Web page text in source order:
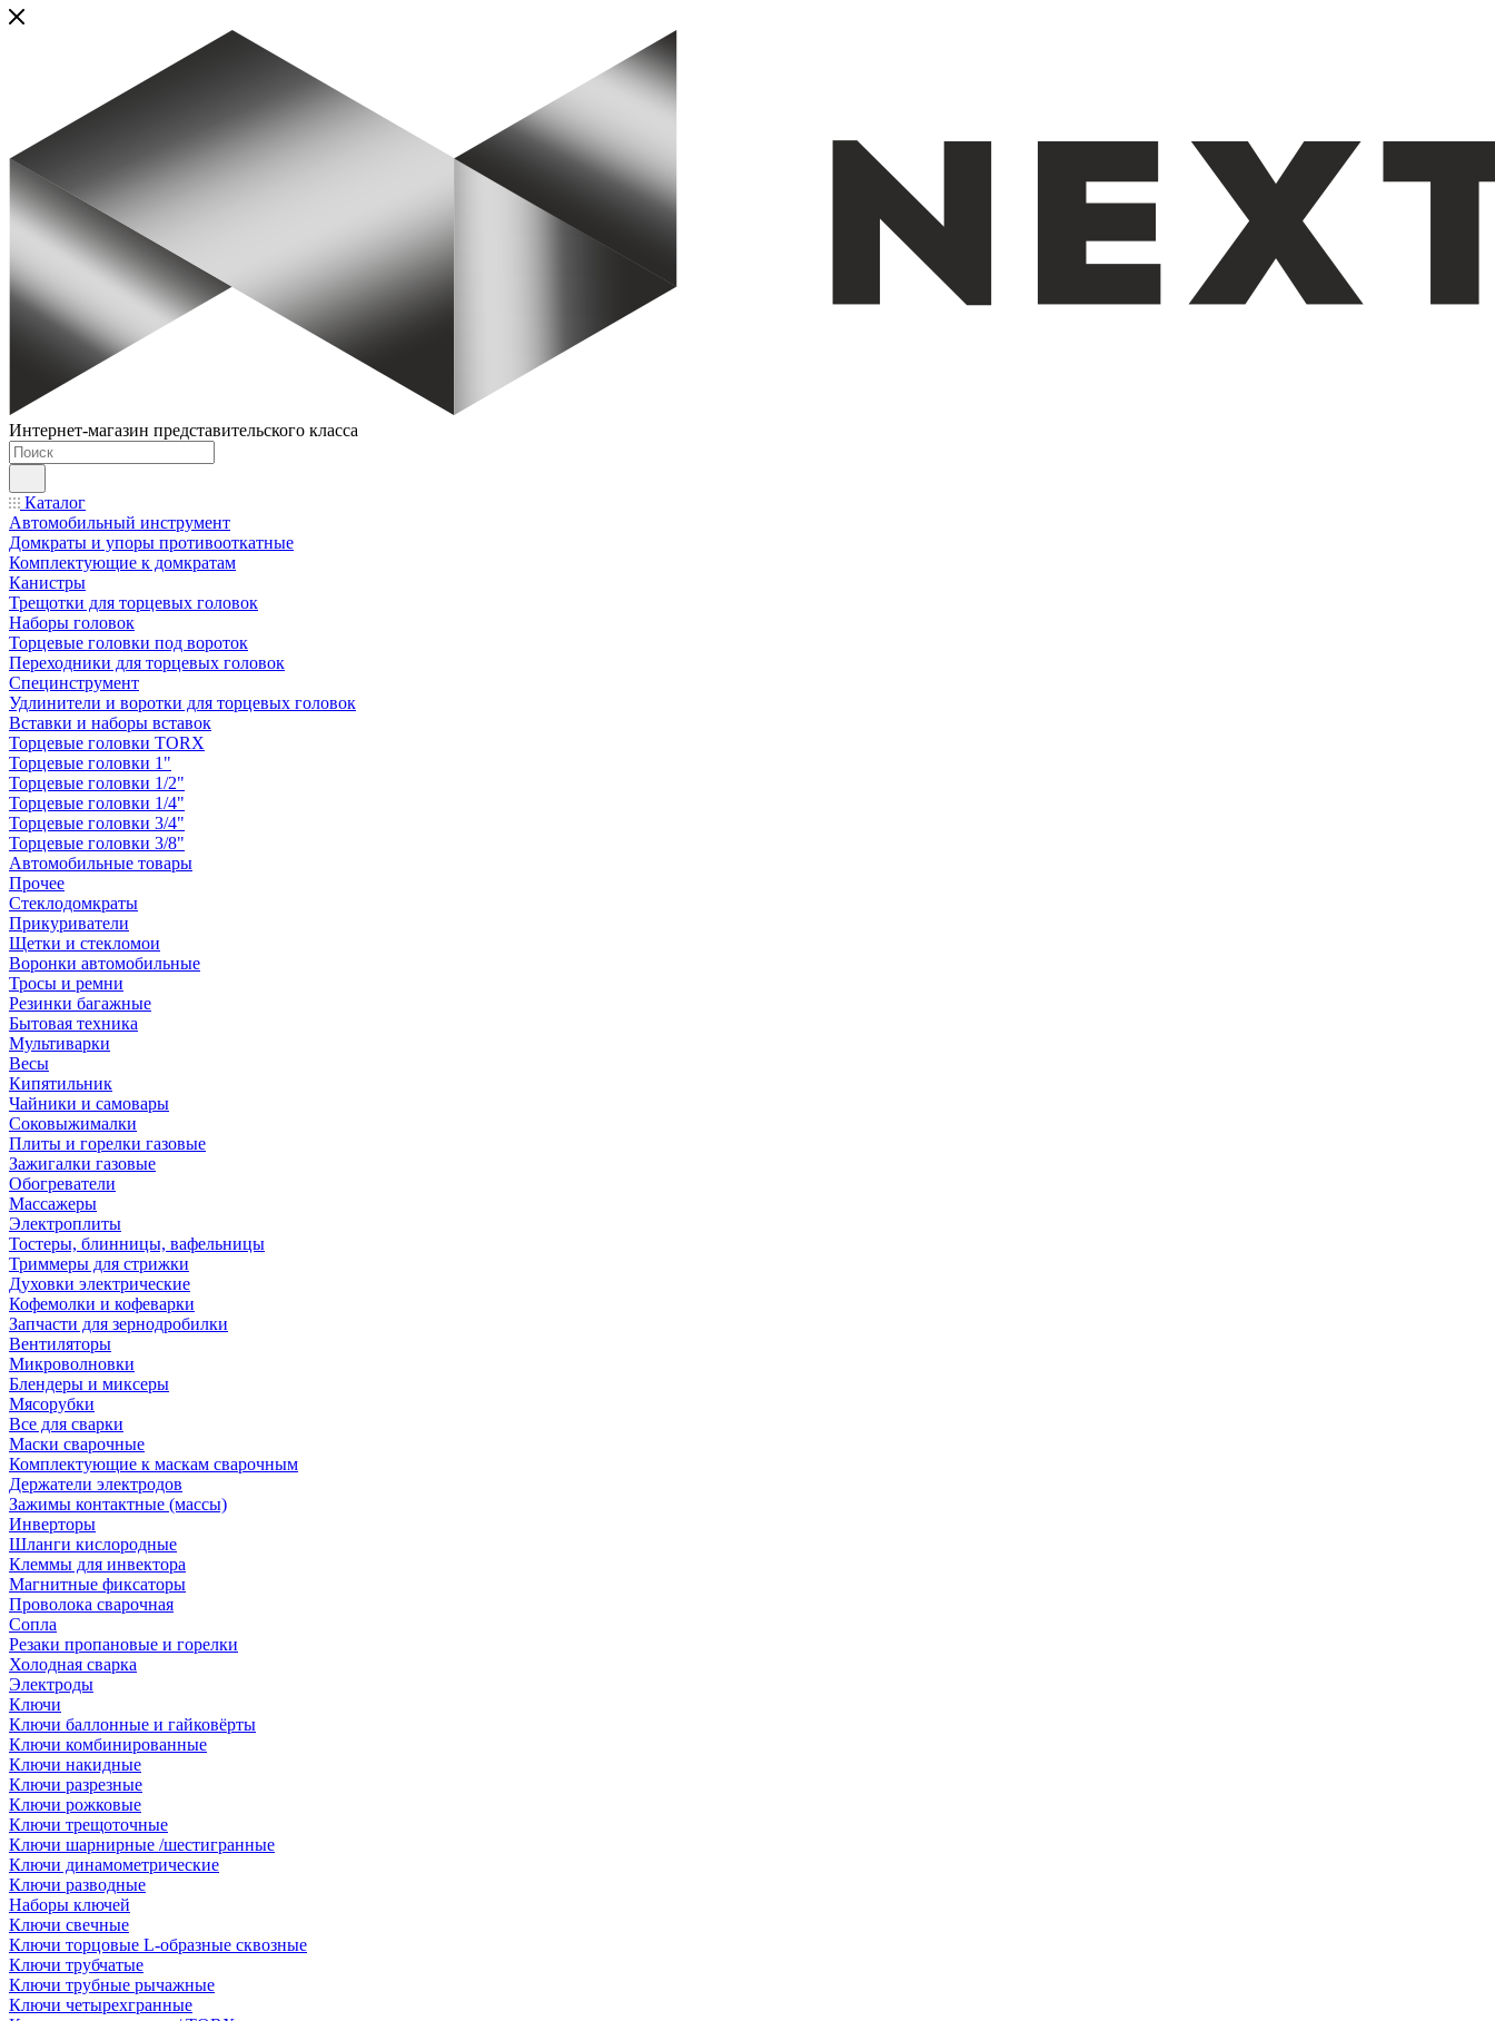
Интернет-магазин представительского класса
Каталог
Автомобильный инструмент
Домкраты и упоры противооткатные
Комплектующие к домкратам
Канистры
Трещотки для торцевых головок
Наборы головок
Торцевые головки под вороток
Переходники для торцевых головок
Специнструмент
Удлинители и воротки для торцевых головок
Вставки и наборы вставок
Торцевые головки TORX
Торцевые головки 1"
Торцевые головки 1/2"
Торцевые головки 1/4"
Торцевые головки 3/4"
Торцевые головки 3/8"
Автомобильные товары
Прочее
Стеклодомкраты
Прикуриватели
Щетки и стекломои
Воронки автомобильные
Тросы и ремни
Резинки багажные
Бытовая техника
Мультиварки
Весы
Кипятильник
Чайники и самовары
Соковыжималки
Плиты и горелки газовые
Зажигалки газовые
Обогреватели
Массажеры
Электроплиты
Тостеры, блинницы, вафельницы
Триммеры для стрижки
Духовки электрические
Кофемолки и кофеварки
Запчасти для зернодробилки
Вентиляторы
Микроволновки
Блендеры и миксеры
Мясорубки
Все для сварки
Маски сварочные
Комплектующие к маскам сварочным
Держатели электродов
Зажимы контактные (массы)
Инверторы
Шланги кислородные
Клеммы для инвектора
Магнитные фиксаторы
Проволока сварочная
Сопла
Резаки пропановые и горелки
Холодная сварка
Электроды
Ключи
Ключи баллонные и гайковёрты
Ключи комбинированные
Ключи накидные
Ключи разрезные
Ключи рожковые
Ключи трещоточные
Ключи шарнирные /шестигранные
Ключи динамометрические
Ключи разводные
Наборы ключей
Ключи свечные
Ключи торцовые L-образные сквозные
Ключи трубчатые
Ключи трубные рычажные
Ключи четырехгранные